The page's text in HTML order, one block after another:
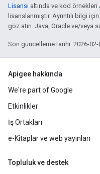
Lisansı altında ve kod örnekleri
lisanslanmıştır. Ayrıntılı bilgi için
göz atın. Java, Oracle ve/veya
Son güncelleme tarihi: 2026-02-
Apigee hakkında
We're part of Google
Etkinlikler
İş Ortakları
e-Kitaplar ve web yayınları
Topluluk ve destek